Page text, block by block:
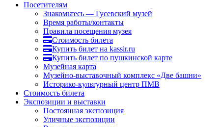
Посетителям
Знакомьтесь — Гусевский музей
Время работы/контакты
Правила посещения музея
Стоимость билета
Купить билет на kassir.ru
Купить билет по пушкинской карте
Музейная карта
Музейно-выставочный комплекс «Две башни»
Историко-культурный центр ПМВ
Стоимость билета
Экспозиции и выставки
Постоянная экспозиция
Уличные экспозиции